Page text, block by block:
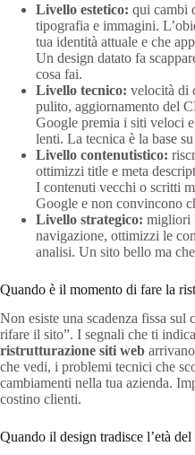
Livello estetico: qui cambi
tipografia e immagini.
tua identità attuale e che
Un design datato fa
cosa fai.
Livello tecnico: velocità di
pulito, aggiornamento del
Google premia i siti veloci
lenti. La tecnica è la base
Livello contenutistico:
ottimizzi title e meta
I contenuti vecchi o scritti
Google e non convincono
Livello strategico: migliori
navigazione, ottimizzi le
analisi. Un sito bello ma
Quando è il momento di fare la
Non esiste una scadenza fissa
rifare il sito”. I segnali che ti
ristrutturazione siti web
che vedi, i problemi tecnici che
cambiamenti nella tua azienda.
costino clienti.
Quando il design tradisce l’età del